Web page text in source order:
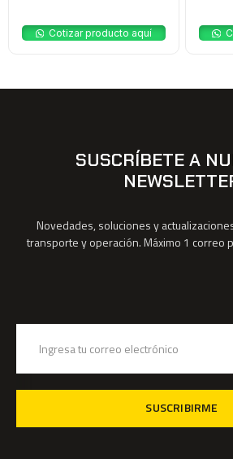
Cotizar producto aquí
SUSCRÍBETE A
Novedades, soluciones y
transporte y operación. Máximo 1 correo
SUSCRIBIRME